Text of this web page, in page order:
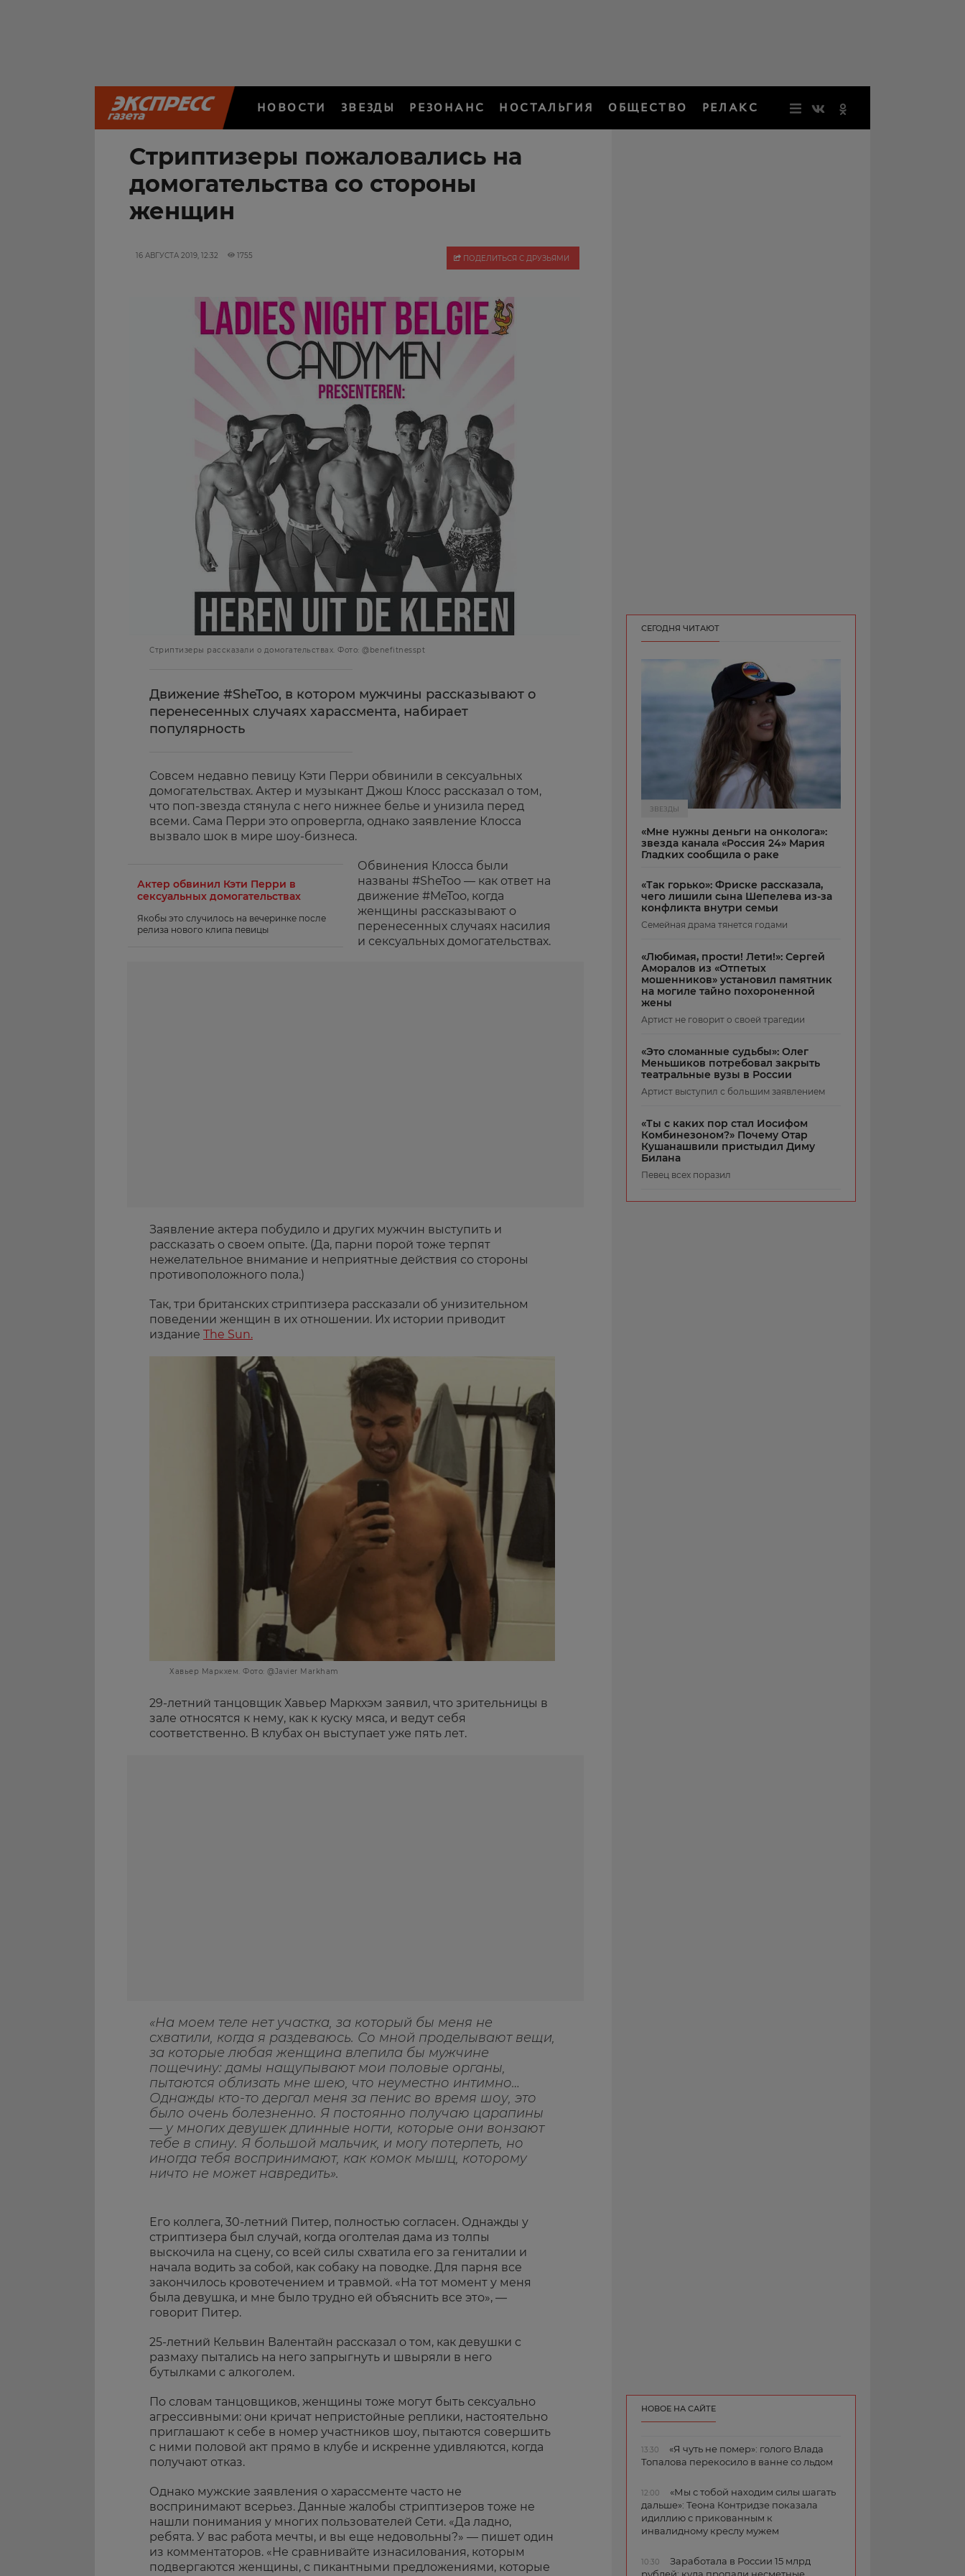
НОВОСТИ ЗВЕЗДЫ РЕЗОНАНС НОСТАЛЬГИЯ ОБЩЕСТВО РЕЛАКС
Стриптизеры пожаловались на
домогательства со стороны
женщин
16 АВГУСТА 2019, 12:32 1755 ПОДЕЛИТЬСЯ С ДРУЗЬЯМИ
Стриптизеры рассказали о домогательствах. Фото: @benefitnesspt
Движение #SheToo, в котором мужчины рассказывают о
перенесенных случаях харассмента, набирает
популярность
Совсем недавно певицу Кэти Перри обвинили в сексуальных
домогательствах. Актер и музыкант Джош Клосс рассказал о том,
что поп-звезда стянула с него нижнее белье и унизила перед
всеми. Сама Перри это опровергла, однако заявление Клосса
вызвало шок в мире шоу-бизнеса.
Актер обвинил Кэти Перри в
сексуальных домогательствах
Якобы это случилось на вечеринке после
релиза нового клипа певицы
Обвинения Клосса были
названы #SheToo — как ответ на
движение #MeToo, когда
женщины рассказывают о
перенесенных случаях насилия
и сексуальных домогательствах.
Заявление актера побудило и других мужчин выступить и
рассказать о своем опыте. (Да, парни порой тоже терпят
нежелательное внимание и неприятные действия со стороны
противоположного пола.)
Так, три британских стриптизера рассказали об унизительном
поведении женщин в их отношении. Их истории приводит
издание The Sun.
Хавьер Маркхем. Фото: @Javier Markham
29-летний танцовщик Хавьер Маркхэм заявил, что зрительницы в
зале относятся к нему, как к куску мяса, и ведут себя
соответственно. В клубах он выступает уже пять лет.
«На моем теле нет участка, за который бы меня не
схватили, когда я раздеваюсь. Со мной проделывают вещи,
за которые любая женщина влепила бы мужчине
пощечину: дамы нащупывают мои половые органы,
пытаются облизать мне шею, что неуместно интимно…
Однажды кто-то дергал меня за пенис во время шоу, это
было очень болезненно. Я постоянно получаю царапины
— у многих девушек длинные ногти, которые они вонзают
тебе в спину. Я большой мальчик, и могу потерпеть, но
иногда тебя воспринимают, как комок мышц, которому
ничто не может навредить».
Его коллега, 30-летний Питер, полностью согласен. Однажды у
стриптизера был случай, когда оголтелая дама из толпы
выскочила на сцену, со всей силы схватила его за гениталии и
начала водить за собой, как собаку на поводке. Для парня все
закончилось кровотечением и травмой. «На тот момент у меня
была девушка, и мне было трудно ей объяснить все это», —
говорит Питер.
25-летний Кельвин Валентайн рассказал о том, как девушки с
размаху пытались на него запрыгнуть и швыряли в него
бутылками с алкоголем.
По словам танцовщиков, женщины тоже могут быть сексуально
агрессивными: они кричат непристойные реплики, настоятельно
приглашают к себе в номер участников шоу, пытаются совершить
с ними половой акт прямо в клубе и искренне удивляются, когда
получают отказ.
Однако мужские заявления о харассменте часто не
воспринимают всерьез. Данные жалобы стриптизеров тоже не
нашли понимания у многих пользователей Сети. «Да ладно,
ребята. У вас работа мечты, и вы еще недовольны?» — пишет один
из комментаторов. «Не сравнивайте изнасилования, которым
подвергаются женщины, с пикантными предложениями, которые
СЕГОДНЯ ЧИТАЮТ
ЗВЕЗДЫ
«Мне нужны деньги на онколога»:
звезда канала «Россия 24» Мария
Гладких сообщила о раке
«Так горько»: Фриске рассказала,
чего лишили сына Шепелева из-за
конфликта внутри семьи
Семейная драма тянется годами
«Любимая, прости! Лети!»: Сергей
Аморалов из «Отпетых
мошенников» установил памятник
на могиле тайно похороненной
жены
Артист не говорит о своей трагедии
«Это сломанные судьбы»: Олег
Меньшиков потребовал закрыть
театральные вузы в России
Артист выступил с большим заявлением
«Ты с каких пор стал Иосифом
Комбинезоном?» Почему Отар
Кушанашвили пристыдил Диму
Билана
Певец всех поразил
НОВОЕ НА САЙТЕ
13:30
«Я чуть не помер»: голого Влада
Топалова перекосило в ванне со льдом
12:00
«Мы с тобой находим силы шагать
дальше»: Теона Контридзе показала
идиллию с прикованным к
инвалидному креслу мужем
10:30
Заработала в России 15 млрд